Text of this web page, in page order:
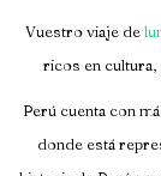
Vuestro viaje de
ricos en cultura,
Perú cuenta con
donde está